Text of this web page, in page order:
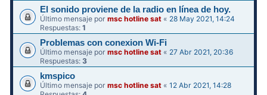
El sonido proviene de la radio en línea de hoy.
Último mensaje pormsc hotline sat « 28 May 2021, 14:24
Respuestas:1
Problemas con conexion Wi-Fi
Último mensaje pormsc hotline sat « 27 Abr 2021, 20:36
Respuestas: 3
kmspico
Último mensaje pormsc hotline sat «12 Abr 2021, 14:28